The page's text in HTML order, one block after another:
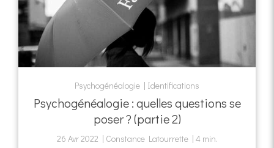
Psychogénéalogie Identifications
Psychogénéalogie : quelles questions se
poser ? (partie 2)
26 Avr 2022 Constance Latourrette 4 min.